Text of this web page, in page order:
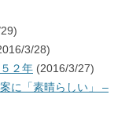
3/28)
２年 (2016/3/27)
に「素晴らしい」 –